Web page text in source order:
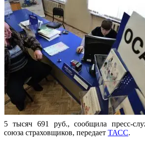
5 тысяч 691 руб., сообщила пресс-
союза страховщиков, передает ТАСС.